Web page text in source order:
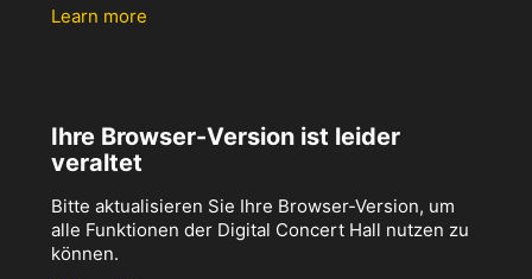
Learn more
Ihre Browser-Version ist leider
veraltet
Bitte aktualisieren Sie Ihre Browser-Version, um
alle Funktionen der Digital Concert Hall nutzen zu
können.